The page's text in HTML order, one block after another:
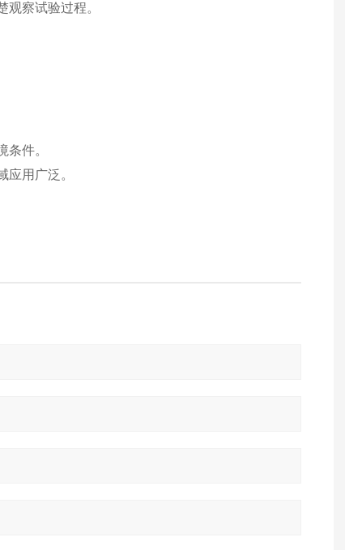
观察试验过程。
件。
用广泛。